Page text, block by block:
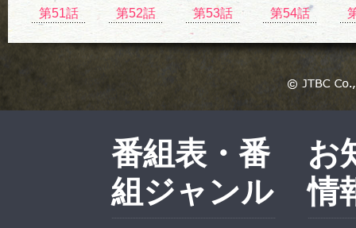
第51話 第52話 第53話 第54話
番組表・番
組ジャンル
お
情